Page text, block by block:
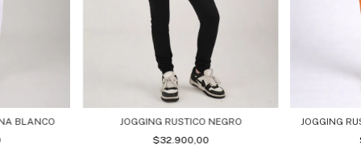
BLANCO
JOGGING RUSTICO NEGRO
$32.900,00
JOGGING